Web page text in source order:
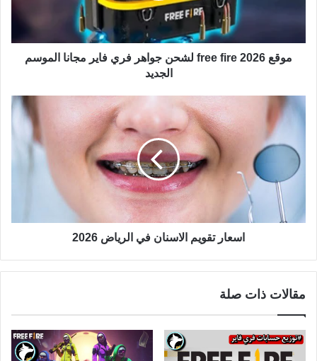
موقع free fire 2026 لشحن جواهر فري فاير مجانا الموسم
الجديد
اسعار تقويم الاسنان في الرياض 2026
مقالات ذات صلة